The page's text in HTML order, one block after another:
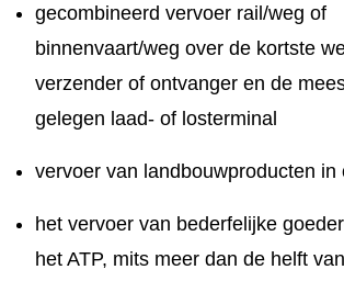
gecombineerd vervoer rail/weg of
binnenvaart/weg over de kortste
verzender of ontvanger en de
gelegen laad- of losterminal
vervoer van landbouwproducten in
het vervoer van bederfelijke
het ATP, mits meer dan de helft